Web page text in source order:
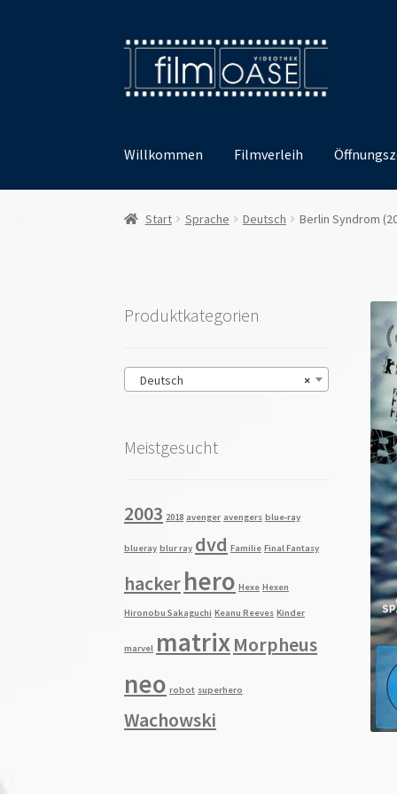
Zur
Navigation
springen
Zum
Inhalt
springen
Willkommen Filmverleih
Start Sprache Deutsch Berlin Syndrom
Produktkategorien
×
Deutsch
Meistgesucht
2003 2018 avenger avengers blue-ray
blueray blur ray dvd Familie Final Fantasy
hackerhero Hexe Hexen
Hironobu Sakaguchi Keanu Reeves Kinder
marvel matrixMorpheus
neo robot superhero
Wachowski